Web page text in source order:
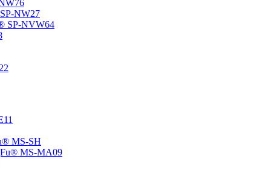
NW27
SP-NVW64
MS-SH
MS-MA09